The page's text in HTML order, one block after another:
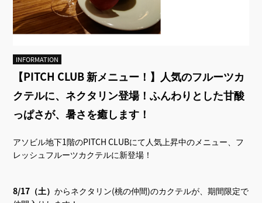
INFORMATION
【PITCH CLUB 新メニュー！】人気のフルーツカ
クテルに、ネクタリン登場！ふんわりとした甘酸
っぱさが、暑さを癒します！
アソビル地下1階のPITCH CLUBにて人気上昇中のメニュー、フ
レッシュフルーツカクテルに新登場！
8/17（土）からネクタリン(桃の仲間)のカクテルが、期間限定で